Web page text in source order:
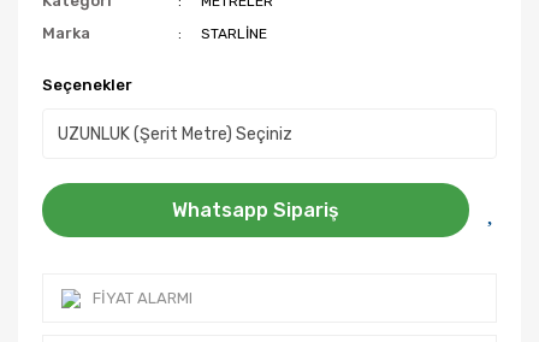
Marka STARLİNE
Seçenekler
Whatsapp Sipariş
FIYAT ALARMI